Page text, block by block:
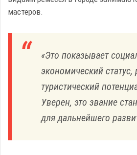
мастеров.
«Это показывает
экономический статус,
туристический
Уверен, это звание
для дальнейшего